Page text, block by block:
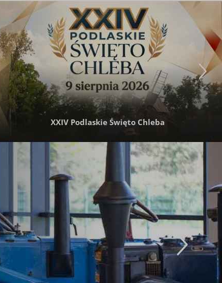
XXIV Podlaskie Święto Chleba